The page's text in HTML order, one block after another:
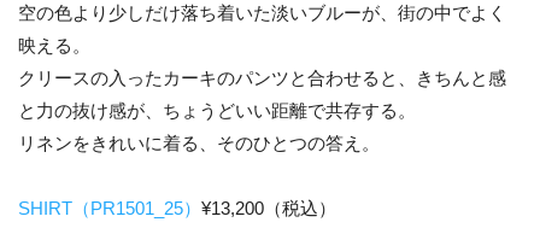
空の色より少しだけ落ち着いた淡いブルーが、街の中でよく
映える。
クリースの入ったカーキのパンツと合わせると、きちんと感
と力の抜け感が、ちょうどいい距離で共存する。
リネンをきれいに着る、そのひとつの答え。
SHIRT（PR1501_25） ¥13,200（税込）